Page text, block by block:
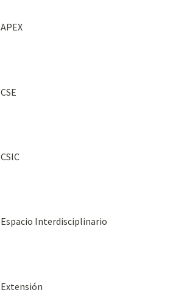
APEX
CSE
CSIC
Espacio Interdisciplinario
Extensión